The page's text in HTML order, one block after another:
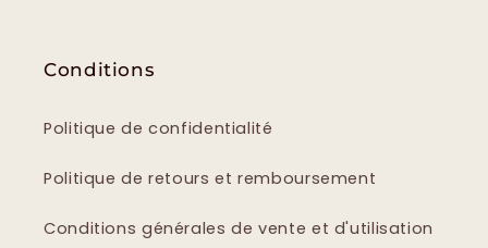
Conditions
Politique de confidentialité
Politique de retours et remboursement
Conditions générales de vente et d'utilisation